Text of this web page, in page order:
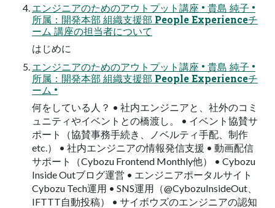
エンジニアのためのアウトプット講座 • 貴島 純子 •
所属：開発本部 組織支援部 People Experienceチ
ーム 講座の担当者について
はじめに
エンジニアのためのアウトプット講座 • 貴島 純子 •
所属：開発本部 組織支援部 People Experienceチ
ーム •
何をしている人？ • 社内エンジニアと、社外のコミ
ュニティやイベントとの橋渡し。 • イベント協賛サ
ポート（協賛事務手続き、ノベルティ手配、制作
etc.） • 社内エンジニアの情報発信支援 • 動画配信
サポート（Cybozu Frontend Monthly他） • Cybozu
Inside Outブログ運営 • エンジニアポータルサイト
Cybozu Tech運用 • SNS運用（@CybozuInsideOut、
IFTTT自動投稿） • サイボウズのエンジニアの認知